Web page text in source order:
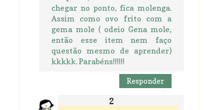
chegar no ponto, fica molenga.
Assim como ovo frito com a
gema mole ( odeio Gena mole,
então esse item nem faço
questão mesmo de aprender)
kkkkk. Parabéns!!!!!!
Responder